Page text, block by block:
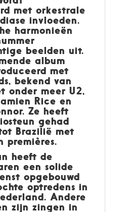
met orkestrale
invloeden.
harmonieën
beelden uit.
album
met
bekend van
onder meer U2,
Rice en
Ze heeft
gehad
Brazilië met
premières.
heeft de
een solide
opgebouwd
optredens in
Andere
zijn zingen in